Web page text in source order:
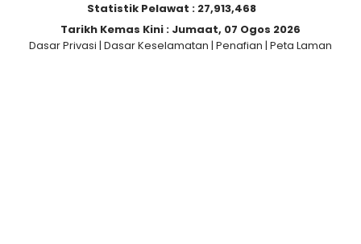
Statistik Pelawat : 27,913,468
Tarikh Kemas Kini : Jumaat, 07 Ogos 2026
Dasar Privasi | Dasar Keselamatan | Penafian | Peta Laman